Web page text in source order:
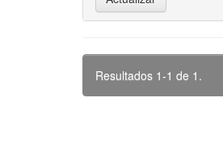
Resultados 1-1 de 1.